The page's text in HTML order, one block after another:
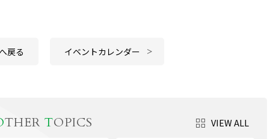
戻る イベントカレンダー
THER TOPICS VIEW ALL